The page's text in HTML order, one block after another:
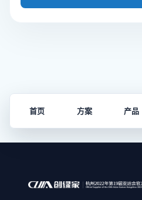
首页 方案 产品